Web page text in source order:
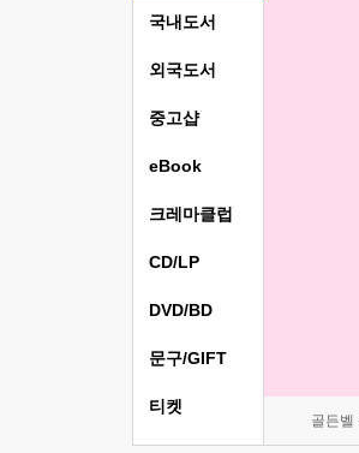
골든벨
국내도서
외국도서
중고샵
eBook
크레마클럽
CD/LP
DVD/BD
문구/GIFT
티켓